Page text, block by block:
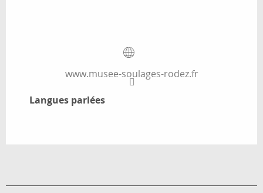
www.musee-soulages-rodez.fr
Langues parlées
Langues parlées